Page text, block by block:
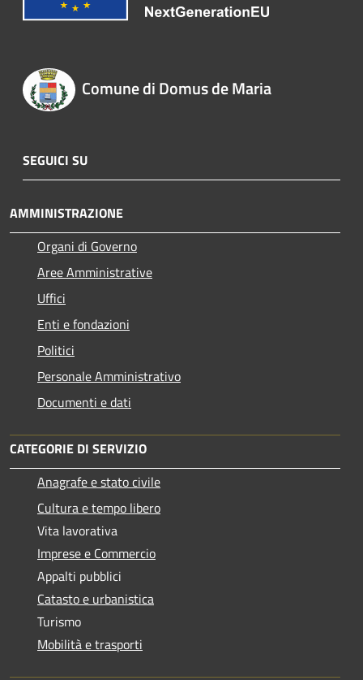
Comune di Domus de Maria
SEGUICI SU
AMMINISTRAZIONE
Organi di Governo
Aree Amministrative
Uffici
Enti e fondazioni
Politici
Personale Amministrativo
Documenti e dati
CATEGORIE DI SERVIZIO
Anagrafe e stato civile
Cultura e tempo libero
Vita lavorativa
Imprese e Commercio
Appalti pubblici
Catasto e urbanistica
Turismo
Mobilità e trasporti